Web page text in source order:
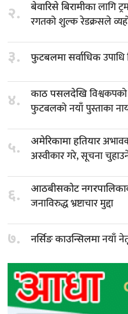
२. बेवारिसे बिरामीकालागि
रगतको शुल्क रेडक्रसले
३. फुटबलमा सर्वाधिकउपाधि
४. काठ पसलदेखि
फुटबलको नयाँ पुस्ताका
५. अमेरिकामा हतियार
अस्वीकार गरे, सूचना
६. आठबीसकोट
जनाविरुद्ध भ्रष्टाचार मुद्दा
७. नर्सिङ काउन्सिलमानयाँ